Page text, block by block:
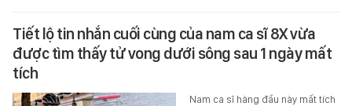
Tiết lộ tin nhắn cuối cùng của nam ca sĩ 8X vừa
được tìm thấy tử vong dưới sông sau 1 ngày mất
tích
Nam ca sĩ hàng đầu này mất tích